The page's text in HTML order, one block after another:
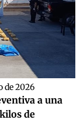
de 2026
a una
de